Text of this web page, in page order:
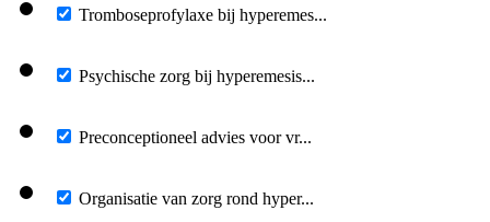
Tromboseprofylaxe bij hyperemes...
Psychische zorg bij hyperemesis...
Preconceptioneel advies voor vr...
Organisatie van zorg rond hyper...